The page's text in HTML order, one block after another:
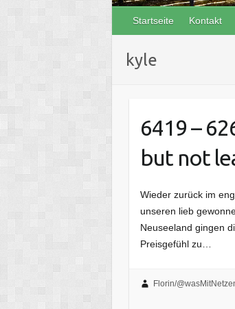
Startseite Kontakt
kyle
6419 –
but not
Wieder zurück im
unseren lieb
Neuseeland gingen
Preisgefühl zu…
Florin/